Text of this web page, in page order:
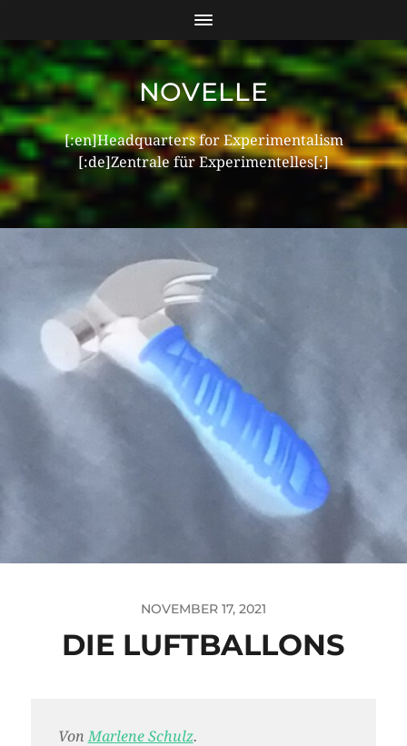
NOVELLE
[:en]Headquarters for Experimentalism
[:de]Zentrale für Experimentelles[:]
NOVEMBER 17, 2021
DIE LUFTBALLONS
Von Marlene Schulz.